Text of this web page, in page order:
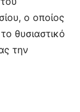
ο οποίος
θυσιαστικό
την